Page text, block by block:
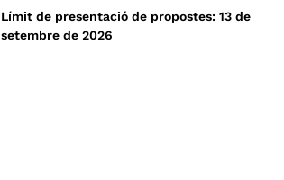
complements. Volem una imatge compartida
que puguem portar persones de totes les edats,
Límit de presentació de propostes: 13 de
setembre de 2026